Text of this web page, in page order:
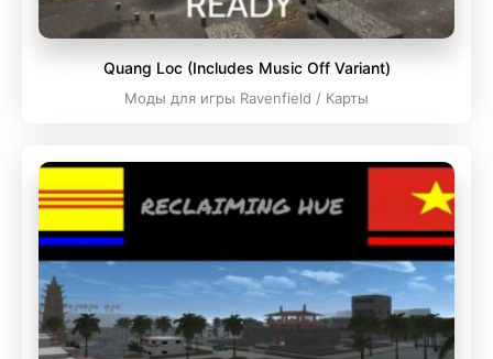
Quang Loc (Includes Music Off Variant)
Моды для игры Ravenfield / Карты